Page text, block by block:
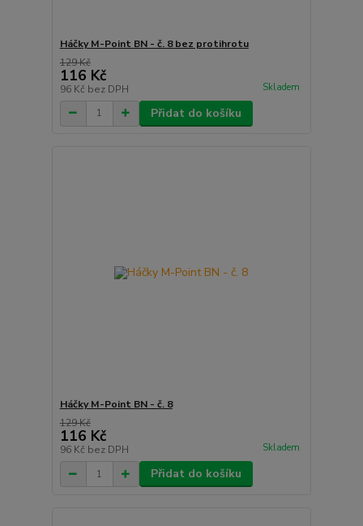
Háčky M-Point BN - č. 8 bez protihrotu
129 Kč
116 Kč
96 Kč bez DPH Skladem
Přidat do košíku
Háčky M-Point BN - č. 8
129 Kč
116 Kč
96 Kč bez DPH Skladem
Přidat do košíku